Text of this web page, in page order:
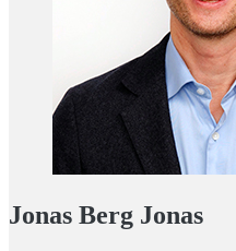
Jonas Berg Jonas